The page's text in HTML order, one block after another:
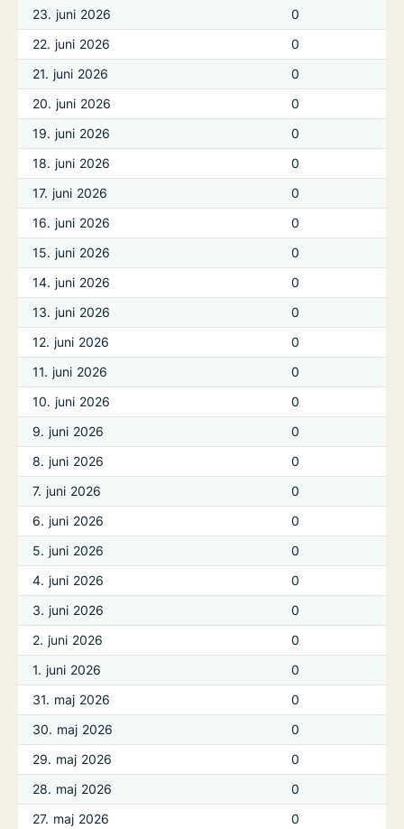
23. juni 2026
0
22. juni 2026
0
21. juni 2026
0
20. juni 2026
0
19. juni 2026
0
18. juni 2026
0
17. juni 2026
0
16. juni 2026
0
15. juni 2026
0
14. juni 2026
0
13. juni 2026
0
12. juni 2026
0
11. juni 2026
0
10. juni 2026
0
9. juni 2026
0
8. juni 2026
0
7. juni 2026
0
6. juni 2026
0
5. juni 2026
0
4. juni 2026
0
3. juni 2026
0
2. juni 2026
0
1. juni 2026
0
31. maj 2026
0
30. maj 2026
0
29. maj 2026
0
28. maj 2026
0
27. maj 2026
0